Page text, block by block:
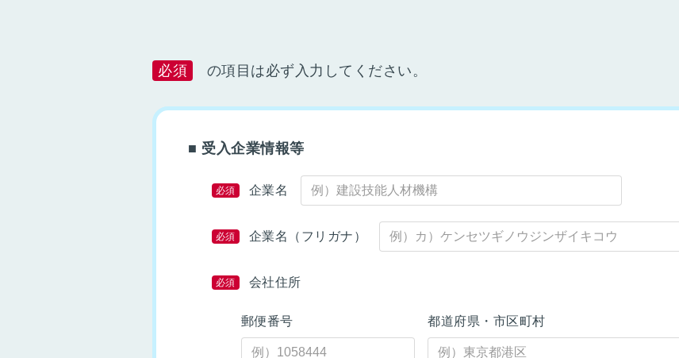
必須 の項目は必ず入力してください。
■ 受入企業情報等
必須 企業名
必須 企業名（フリガナ）
必須 会社住所
郵便番号 都道府県・市区町村